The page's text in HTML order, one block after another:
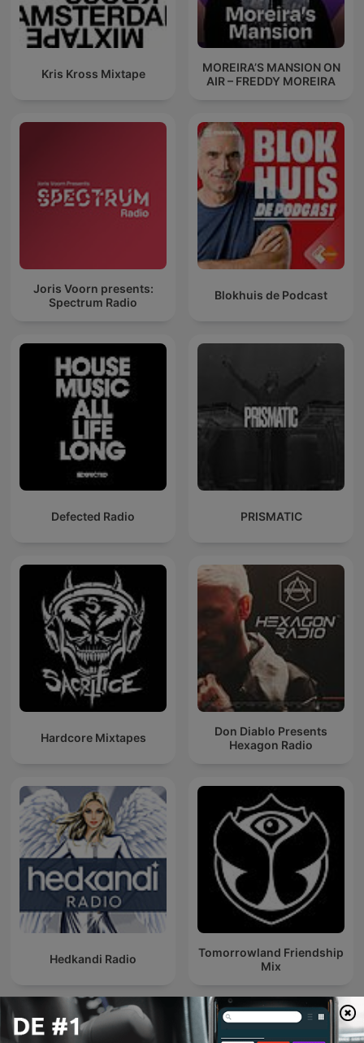
Kris Kross Mixtape
MOREIRA’S MANSION ON
AIR – FREDDY MOREIRA
Joris Voorn presents:
Spectrum Radio
Blokhuis de Podcast
Defected Radio PRISMATIC
Hardcore Mixtapes
Don Diablo Presents
Hexagon Radio
Hedkandi Radio
Tomorrowland Friendship
Mix